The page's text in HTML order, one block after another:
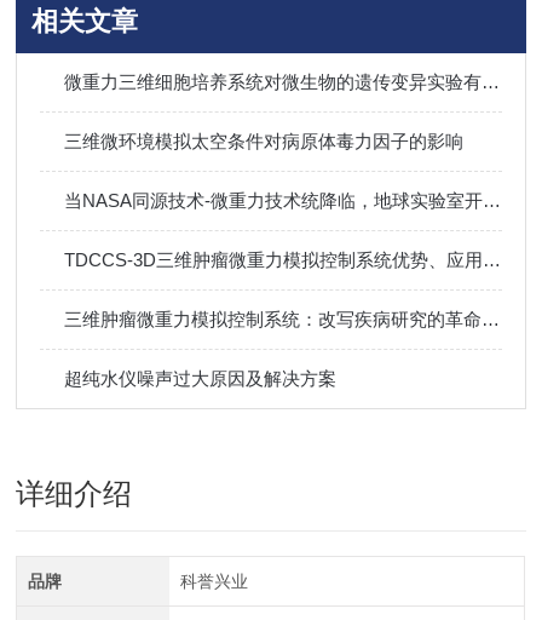
相关文章
微重力三维细胞培养系统对微生物的遗传变异实验有哪些影响
三维微环境模拟太空条件对病原体毒力因子的影响
当NASA同源技术-微重力技术统降临，地球实验室开启太空级科研精度新时代
TDCCS-3D三维肿瘤微重力模拟控制系统优势、应用及未来规划
三维肿瘤微重力模拟控制系统：改写疾病研究的革命性技术
超纯水仪噪声过大原因及解决方案
详细介绍
品牌 科誉兴业